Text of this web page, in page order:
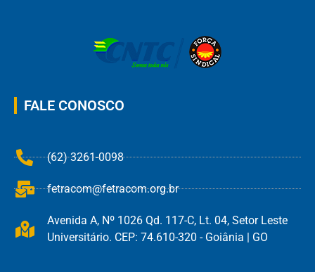
FALE CONOSCO
(62) 3261-0098
fetracom@fetracom.org.br
Avenida A, Nº 1026 Qd. 117-C, Lt. 04, Setor Leste
Universitário. CEP: 74.610-320 - Goiânia | GO